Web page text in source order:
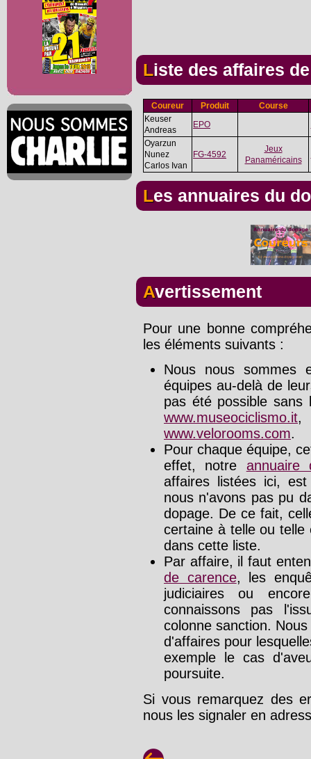
Liste des affaires
Coureur Produit
Course
Keuser
Andreas
EPO
Oyarzun
Nunez
Carlos Ivan
FG-4592
Jeux
Panaméricains
Les annuaires du
Avertissement
Pour une bonne
les éléments suivants :
Nous nous sommes
équipes au-delà de
pas été possible sans
www.museociclismo.it
www.velorooms.com.
Pour chaque équipe,
effet, notre annuaire
affaires listées ici,
nous n'avons pas pu
dopage. De ce fait,
certaine à telle ou telle
dans cette liste.
Par affaire, il faut
de carence, les
judiciaires ou
connaissons pas
colonne sanction.
d'affaires pour
exemple le cas
poursuite.
Si vous remarquez des
nous les signaler en